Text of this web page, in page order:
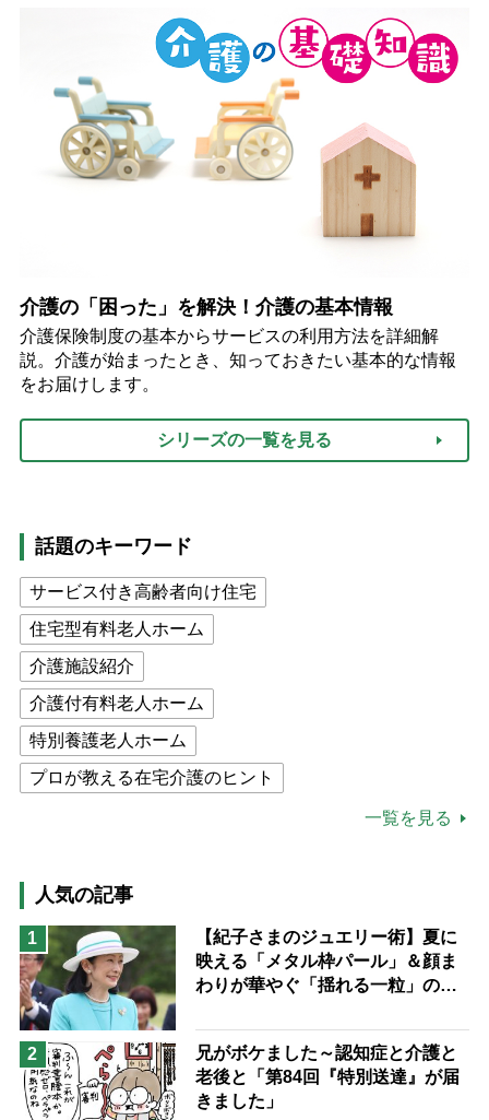
介護の「困った」を解決！介護の基本情報
介護保険制度の基本からサービスの利用方法を詳細解
説。介護が始まったとき、知っておきたい基本的な情報
をお届けします。
シリーズの一覧を見る
話題のキーワード
サービス付き高齢者向け住宅
住宅型有料老人ホーム
介護施設紹介
介護付有料老人ホーム
特別養護老人ホーム
プロが教える在宅介護のヒント
猫が母になつきません
息子の遠距離介護サバイバル術
兄がボケました
便利なサービス
予防法
一覧を見る
人気の記事
1
【紀子さまのジュエリー術】夏に
映える「メタル枠パール」＆顔ま
わりが華やぐ「揺れる一粒」の使
2
兄がボケました～認知症と介護と
老後と「第84回『特別送達』が届
きました」